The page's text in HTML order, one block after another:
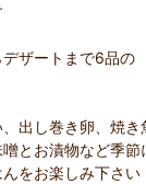
ザートまで6品の
出し巻き卵、焼き
とお漬物など季節
をお楽しみ下さい